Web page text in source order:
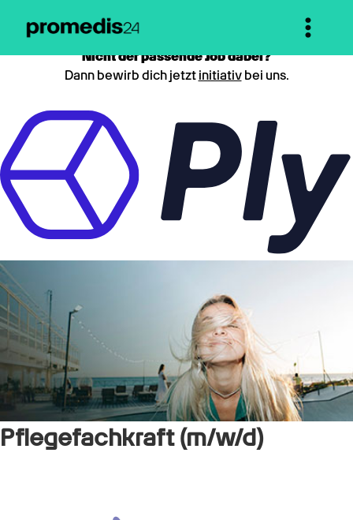
Nicht der passende Job dabei?
Dann bewirb dich jetzt initiativbei uns.
Pflegefachkraft (m/w/d)